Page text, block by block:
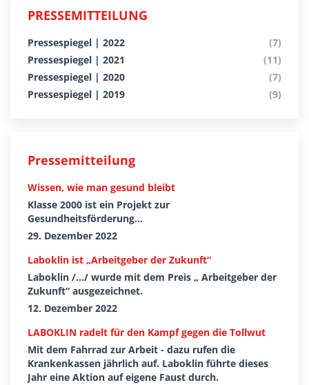
PRESSEMITTEILUNG
Pressespiegel | 2022
(7)
Pressespiegel | 2021
(11)
Pressespiegel | 2020
(7)
Pressespiegel | 2019
(9)
Pressemitteilung
Wissen, wie man gesund bleibt
Klasse 2000 ist ein Projekt zur
Gesundheitsförderung...
29. Dezember 2022
Laboklin ist „Arbeitgeber der Zukunft“
Laboklin /.../ wurde mit dem Preis „ Arbeitgeber der
Zukunft“ ausgezeichnet.
12. Dezember 2022
LABOKLIN radelt für den Kampf gegen die Tollwut
Mit dem Fahrrad zur Arbeit - dazu rufen die
Krankenkassen jährlich auf. Laboklin führte dieses
Jahr eine Aktion auf eigene Faust durch.